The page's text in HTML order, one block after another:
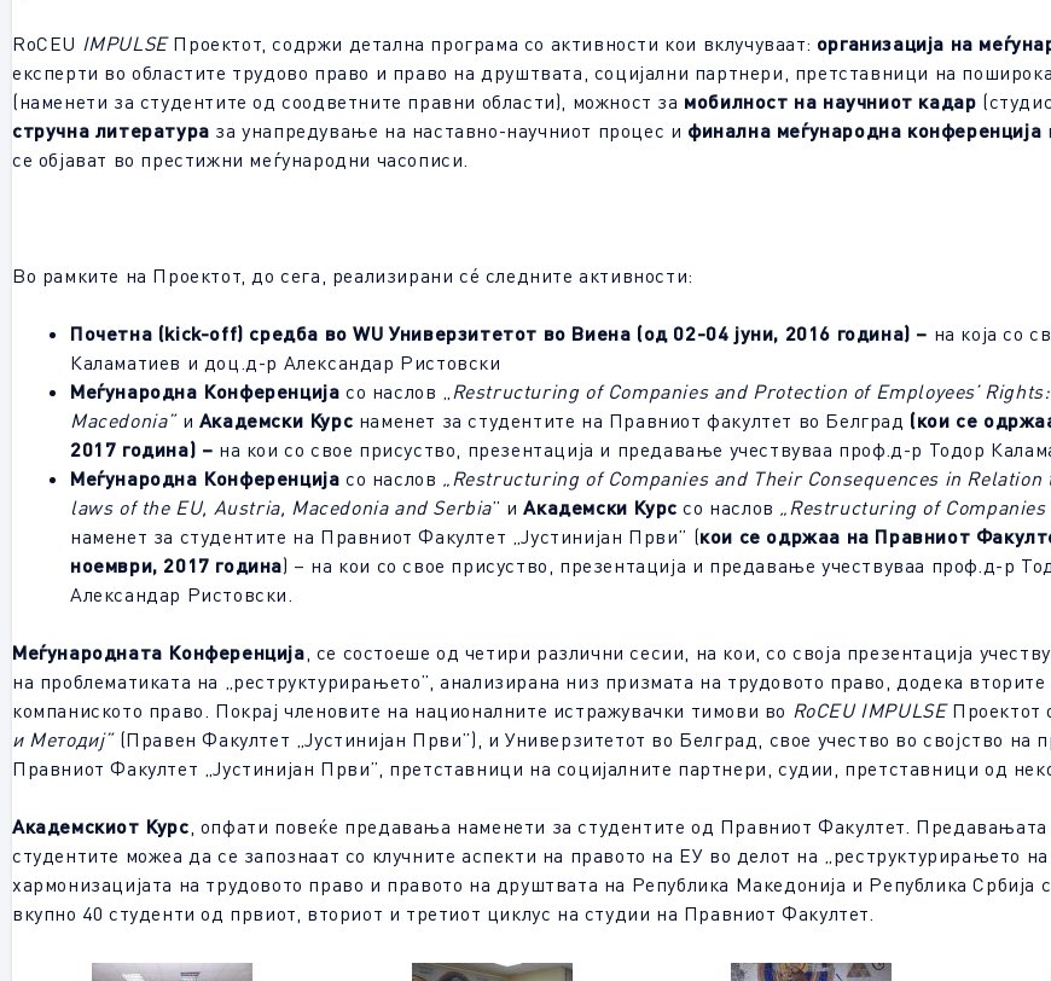
RoCEU IMPULSEПроектот, содржи детална програма со активности кои вклучуваат: организација на
експерти во областите трудово право и право на друштвата, социјални партнери, претставници на
(наменети за студентите од соодветните правни области), можност за мобилност на научниот кадар
стручна литература за унапредување на наставно-научниот процес и финална меѓународна конференција
се објават во престижни меѓународни часописи.
Во рамките на Проектот, до сега, реализирани сé следните активности:
Почетна (kick-off) средба воWUУниверзитетот во Виена (од 02-04 јуни, 2016 година) – на која со
Каламатиев и доц.д-р Александар Ристовски
Меѓународна Конференција со наслов „Restructuring of Companies and Protection of Employees’
Macedonia”и Академски Курс наменет за студентите на Правниот факултет во Белград (кои се
2017 година) – на кои со свое присуство, презентација и предавање учествуваа проф.д-р Тодор
Меѓународна Конференција со наслов „Restructuring of Companies and Their Consequences in
laws of the EU, Austria, Macedonia and Serbia” иАкадемски Курс со наслов „Restructuring of
наменет за студентите на Правниот Факултет „Јустинијан Први” (кои се одржаа на Правниот
ноември, 2017 година) – на кои со свое присуство, презентација и предавање учествуваа проф.д-р
Александар Ристовски.
Меѓународната Конференција, се состоеше од четири различни сесии, на кои, со своја презентација
на проблематиката на „реструктурирањето”, анализирана низ призмата на трудовото право, додека
компаниското право. Покрај членовите на националните истражувачки тимови во RoCEU IMPULSEПроектот
и Методиј”(Правен Факултет „Јустинијан Први”), и Универзитетот во Белград, свое учество во својство
Правниот Факултет „Јустинијан Први”, претставници на социјалните партнери, судии, претставници од
Академскиот Курс, опфати повеќе предавања наменети за студентите од Правниот Факултет.
студентите можеа да се запознаат со клучните аспекти на правото на ЕУ во делот на „реструктурирањето
хармонизацијата на трудовото право и правото на друштвата на Република Македонија и Република
вкупно 40 студенти од првиот, вториот и третиот циклус на студии на Правниот Факултет.